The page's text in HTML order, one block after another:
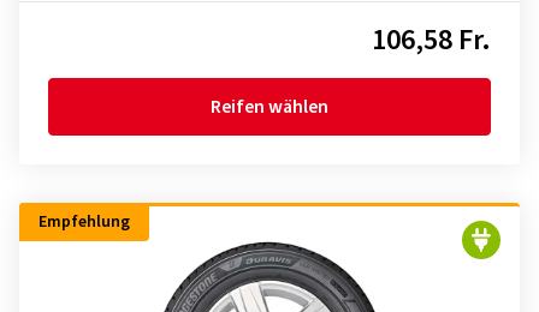
106,58 Fr.
Reifen wählen
Empfehlung